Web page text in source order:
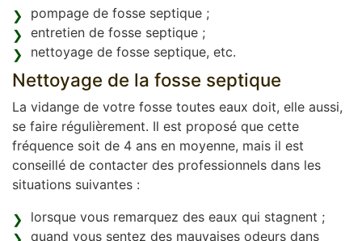
pompage de fosse septique ;
entretien de fosse septique ;
nettoyage de fosse septique, etc.
Nettoyage de la fosse septique
La vidange de votre fosse toutes eaux doit, elle aussi,
se faire régulièrement. Il est proposé que cette
fréquence soit de 4 ans en moyenne, mais il est
conseillé de contacter des professionnels dans les
situations suivantes :
lorsque vous remarquez des eaux qui stagnent ;
quand vous sentez des mauvaises odeurs dans